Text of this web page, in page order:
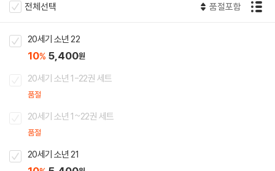
전체선택 품절포함
20세기 소년 22
10% 5,400원
20세기 소년 1-22권 세트
품절
20세기 소년 1~22권 세트
품절
20세기 소년 21